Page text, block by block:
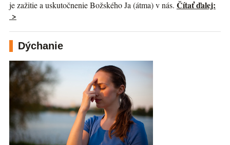
je zažitie a uskutočnenie Božského Ja (átma) v nás. Čítať ďalej:
>
Dýchanie